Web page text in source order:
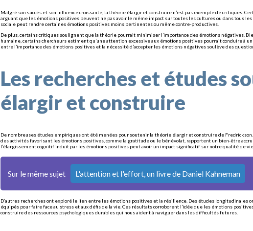
Malgré son succès et son influence croissante, la théorie élargir et construire n’est pas exempte de critiques.
arguant que les émotions positives peuvent ne pas avoir le même impact sur toutes les cultures ou dans tous
sociale peut rendre certaines émotions positives moins pertinentes ou même contre-productives.
De plus, certains critiques soulignent que la théorie pourrait minimiser l’importance des émotions négatives.
humaine, certains chercheurs estiment qu’une attention excessive aux émotions positives pourrait conduire à
entre l’importance des émotions positives et la nécessité d’accepter les émotions négatives soulève des
Les recherches et études
élargir et construire
De nombreuses études empiriques ont été menées pour soutenir la théorie élargir et construire de
des activités favorisant les émotions positives, comme la gratitude ou le bénévolat, rapportent un bien-être
l’élargissement cognitif induit par les émotions positives peut avoir un impact significatif sur notre qualité de vie.
Sur le même sujet L'attention et l'effort, un livre de Daniel Kahneman
D’autres recherches ont exploré le lien entre les émotions positives et la résilience. Des études
équipés pour faire face au stress et aux défis de la vie. Ces résultats corroborent l’idée que les émotions
construire des ressources psychologiques durables qui nous aident à naviguer dans les difficultés futures.